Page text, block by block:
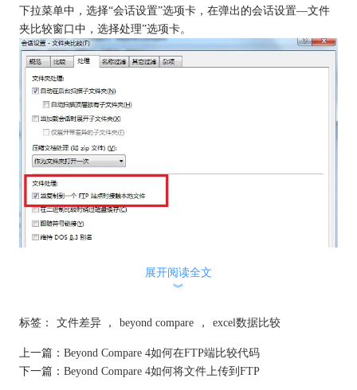
下拉菜单中，选择“会话设置”选项卡，在弹出的会话设置—文件
夹比较窗口中，选择处理”选项卡。
Beyond Compare文件夹比较处理选项卡界面
在文件处理栏目中，勾选“当复制到一个FTP站点时接触本地文
展开阅读全文
︾
标签： 文件差异 ， beyond compare ， excel数据比较
上一篇： Beyond Compare 4如何在FTP端比较代码
下一篇： Beyond Compare 4如何将文件上传到FTP